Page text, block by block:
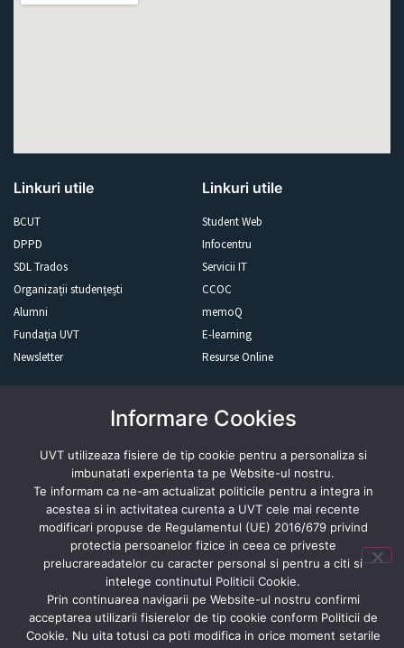
Linkuri utile
BCUT
DPPD
SDL Trados
Organizații studențești
Alumni
Fundația UVT
Newsletter
Linkuri utile
Student Web
Infocentru
Servicii IT
CCOC
memoQ
E-learning
Resurse Online
Abonează-te
Informare Cookies
UVT utilizeaza fisiere de tip cookie pentru a personaliza si
imbunatati experienta ta pe Website-ul nostru.
Te informam ca ne-am actualizat politicile pentru a integra in
acestea si in activitatea curenta a UVT cele mai recente
modificari propuse de Regulamentul (UE) 2016/679 privind
protectia persoanelor fizice in ceea ce priveste
prelucrareadatelor cu caracter personal si pentru a citi si
intelege continutul Politicii Cookie.
Prin continuarea navigarii pe Website-ul nostru confirmi
acceptarea utilizarii fisierelor de tip cookie conform Politicii de
Cookie. Nu uita totusi ca poti modifica in orice moment setarile